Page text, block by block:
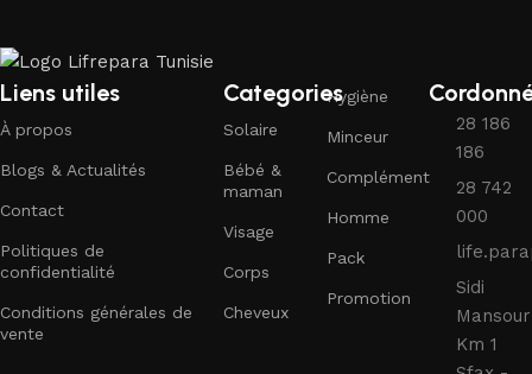
Liens utiles
À propos
Blogs & Actualités
Contact
Politiques de
confidentialité
Conditions générales de
vente
Categories
Solaire
Bébé &
maman
Visage
Corps
Cheveux
Hygiène
Minceur
Complément
Homme
Pack
Promotion
28 186
186
28 742
000
Sidi
Mansour
Km 1